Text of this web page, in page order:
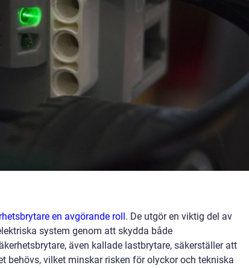
en avgörande roll. De utgör en viktig del av
system genom att skydda både
även kallade lastbrytare, säkerställer att
behövs, vilket minskar risken för olyckor och tekniska